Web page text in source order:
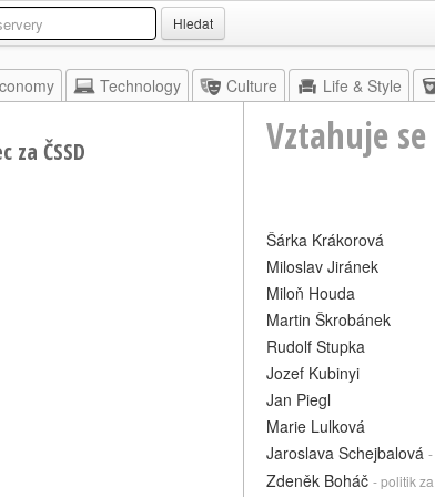
Hledat
Technology Culture Life & Style
za ČSSD Vztahuje
Šárka Krákorová
Miloslav Jiránek
Miloň Houda
Martin Škrobánek
Rudolf Stupka
Jozef Kubinyi
Jan Piegl
Marie Lulková
Jaroslava Schejbalová
Zdeněk Boháč - politik